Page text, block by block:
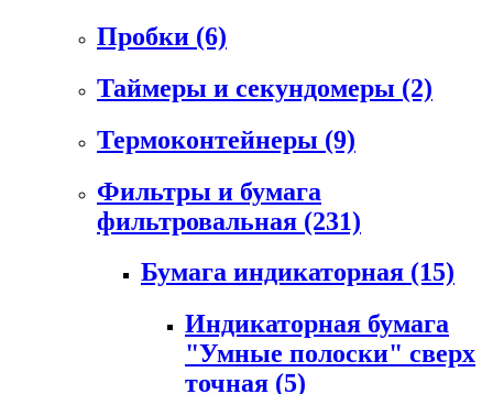
Пробки (6)
Таймеры и секундомеры (2)
Термоконтейнеры (9)
Фильтры и бумага
фильтровальная (231)
Бумага индикаторная (15)
Индикаторная бумага
"Умные полоски" сверх
точная (5)